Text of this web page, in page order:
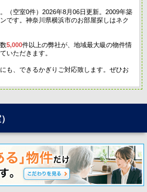
（空室0件）2026年8月06日更新。2009年築
です。神奈川県横浜市のお部屋探しはネク
5,000件以上の弊社が、地域最大級の物件情
いただきます。
にも、できるかぎりご対応致します。ぜひお